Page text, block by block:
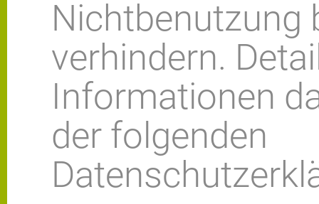
Nichtbenutzung
verhindern.
Informationen
der folgenden